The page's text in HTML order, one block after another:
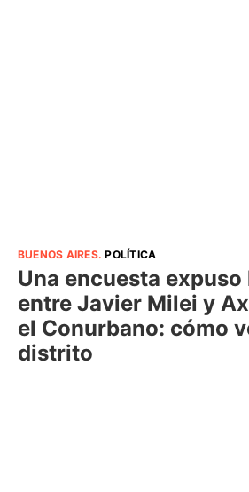
BUENOS AIRES.POLÍTICA
Una encuesta
entre Javier Milei y
el Conurbano: cómo
distrito